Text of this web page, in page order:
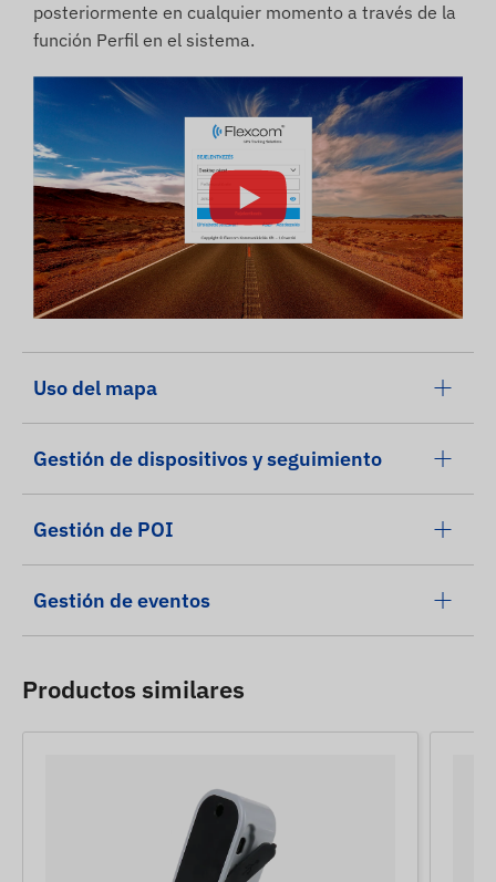
posteriormente en cualquier momento a través de la
función Perfil en el sistema.
Uso del mapa
Gestión de dispositivos y seguimiento
Gestión de POI
Gestión de eventos
Productos similares